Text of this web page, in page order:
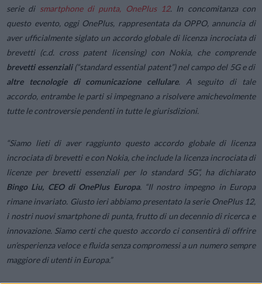
serie di smartphone di punta, OnePlus 12. In concomitanza con
questo evento, oggi OnePlus, rappresentata da OPPO, annuncia di
aver ufficialmente siglato un accordo globale di licenza incrociata di
brevetti (c.d. cross patent licensing) con Nokia, che comprende
brevetti essenziali(“standard essential patent”) nel campo del 5G e di
altre tecnologie di comunicazione cellulare. A seguito di tale
accordo, entrambe le parti si impegnano a risolvere amichevolmente
tutte le controversie pendenti in tutte le giurisdizioni.
“Siamo lieti di aver raggiunto questo accordo globale di licenza
incrociata di brevetti e con Nokia, che include la licenza incrociata di
licenze per brevetti essenziali per lo standard 5G“, ha dichiarato
Bingo Liu, CEO di OnePlus Europa. “Il nostro impegno in Europa
rimane invariato. Giusto ieri abbiamo presentato la serie OnePlus 12,
i nostri nuovi smartphone di punta, frutto di un decennio di ricerca e
innovazione. Siamo certi che questo accordo ci consentirà di offrire
un’esperienza veloce e fluida senza compromessi a un numero sempre
maggiore di utenti in Europa.”